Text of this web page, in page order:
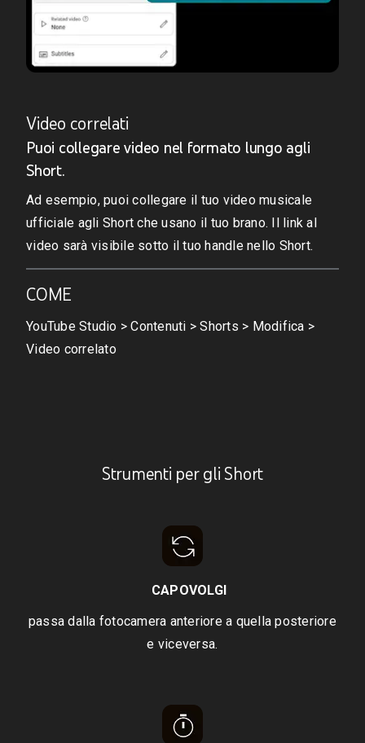
Video correlati
Puoi collegare video nel formato lungo agli
Short.
Ad esempio, puoi collegare il tuo video musicale
ufficiale agli Short che usano il tuo brano. Il link al
video sarà visibile sotto il tuo handle nello Short.
COME
YouTube Studio > Contenuti > Shorts > Modifica >
Video correlato
Strumenti per gli Short
CAPOVOLGI
passa dalla fotocamera anteriore a quella posteriore
e viceversa.